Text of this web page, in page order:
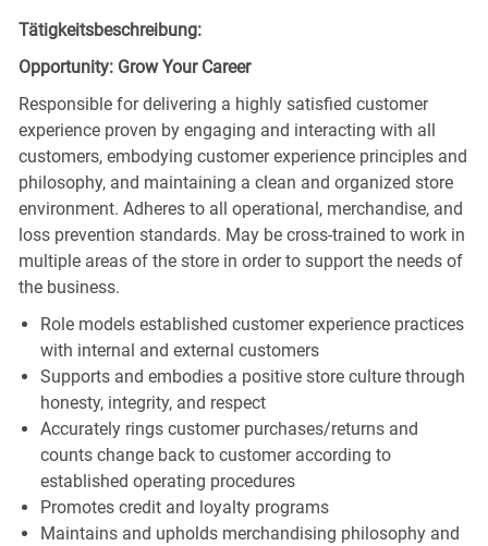
Tätigkeitsbeschreibung:
Opportunity: Grow Your Career
Responsible for delivering a highly satisfied customer
experience proven by engaging and interacting with all
customers, embodying customer experience principles and
philosophy, and maintaining a clean and organized store
environment. Adheres to all operational, merchandise, and
loss prevention standards. May be cross-trained to work in
multiple areas of the store in order to support the needs of
the business.
Role models established customer experience practices
with internal and external customers
Supports and embodies a positive store culture through
honesty, integrity, and respect
Accurately rings customer purchases/returns and
counts change back to customer according to
established operating procedures
Promotes credit and loyalty programs
Maintains and upholds merchandising philosophy and